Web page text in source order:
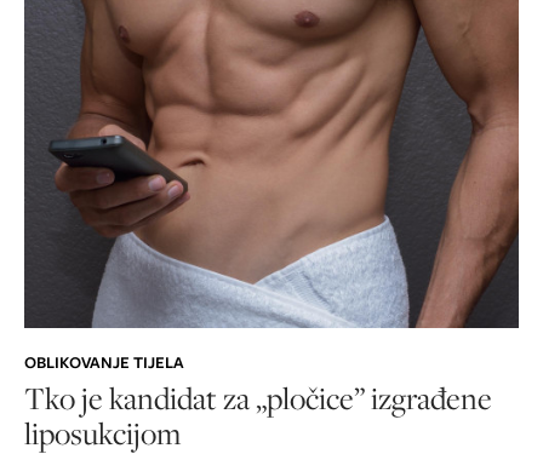
OBLIKOVANJE TIJELA
Tko je kandidat za „pločice” izgrađene
liposukcijom